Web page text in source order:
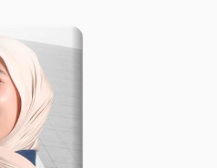
Siswa-siswi